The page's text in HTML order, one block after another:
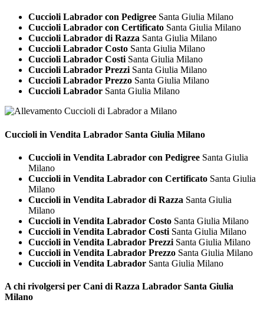
Cuccioli Labrador con Pedigree Santa Giulia Milano
Cuccioli Labrador con Certificato Santa Giulia Milano
Cuccioli Labrador di Razza Santa Giulia Milano
Cuccioli Labrador Costo Santa Giulia Milano
Cuccioli Labrador CostiSanta Giulia Milano
Cuccioli Labrador PrezziSanta Giulia Milano
Cuccioli Labrador Prezzo Santa Giulia Milano
Cuccioli Labrador Santa Giulia Milano
Cuccioli in Vendita Labrador Santa Giulia Milano
Cuccioli in Vendita Labrador con Pedigree Santa Giulia
Milano
Cuccioli in Vendita Labrador con Certificato Santa Giulia
Milano
Cuccioli in Vendita Labrador di Razza Santa Giulia
Milano
Cuccioli in Vendita Labrador Costo Santa Giulia Milano
Cuccioli in Vendita Labrador Costi Santa Giulia Milano
Cuccioli in Vendita Labrador Prezzi Santa Giulia Milano
Cuccioli in Vendita Labrador Prezzo Santa Giulia Milano
Cuccioli in Vendita Labrador Santa Giulia Milano
A chi rivolgersi per Cani di Razza Labrador Santa Giulia
Milano